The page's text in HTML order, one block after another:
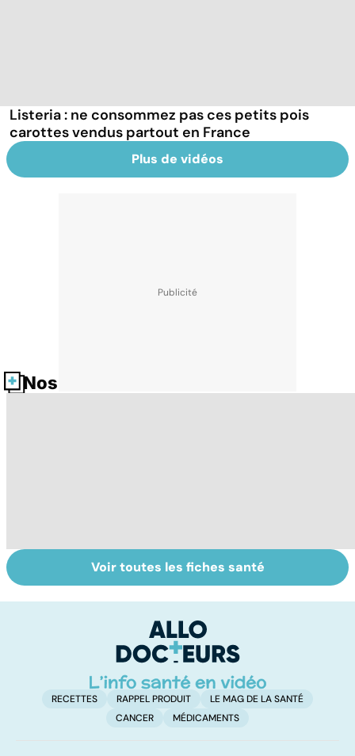
Listeria : ne consommez pas ces petits pois
carottes vendus partout en France
Plus de vidéos
Nos fiches santé
Tout savoir sur
les infections
Inflammation des
amygdales : que
d'angine ?
Voir toutes les fiches santé
RECETTES RAPPEL PRODUIT
LE MAG DE LA SANTÉ
CANCER
MÉDICAMENTS